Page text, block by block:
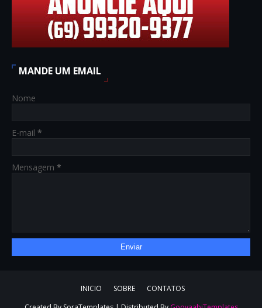
MANDE UM EMAIL
Nome
E-mail *
Mensagem *
INICIO SOBRE
CONTATOS